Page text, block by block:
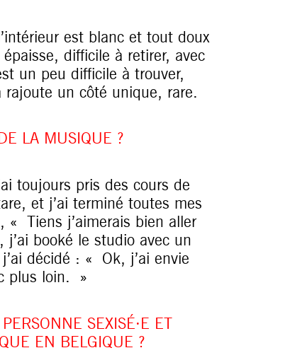
est blanc et tout doux
difficile à retirer, avec
un peu difficile à trouver,
un côté unique, rare.
LA MUSIQUE ?
toujours pris des cours de
et j’ai terminé toutes mes
Tiens j’aimerais bien aller
booké le studio avec un
décidé : « Ok, j’ai envie
plus loin. »
SEXISÉ·E ET
EN BELGIQUE ?